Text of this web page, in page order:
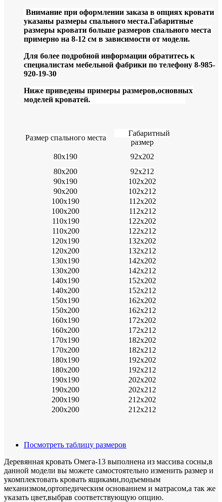
Внимание при оформлении заказа в опциях кровати
указаны размеры спального места.Габаритные
размеры кровати больше размеров спального места
примерно на 8-12 см в зависимости от модели.
Для более подробной информации обратитесь к
специалистам мебельной фабрики по телефону 8-985-
920-19-30
Ниже приведены примеры размеров,основных
моделей кроватей.
Размер спального места
Габаритный
размер
80х190
92х202
80х200
92х212
90х190
102х202
90х200
102х212
100х190
112х202
100х200
112х212
110х190
122х202
110х200
122х212
120х190
132х202
120х200
132х212
130х190
142х202
130х200
142х212
140х190
152х202
140х200
152х212
150х190
162х202
150х200
162х212
160х190
172х202
160х200
172х212
170х190
182х202
170х200
182х212
180х190
192х202
180х200
192х212
190х190
202х202
190х200
202х212
200х190
212х202
200х200
212х212
Посмотреть таблицу размеров
Деревянная кровать Омега-13 выполнена из массива сосны,в
данной модели вы можете самостоятельно изменить размер и
укомплектовать кровать ящиками,подъемным
механизмом,ортопедическим основанием и матрасом,а так же
указать цвет,выбрав соответствующую опцию.